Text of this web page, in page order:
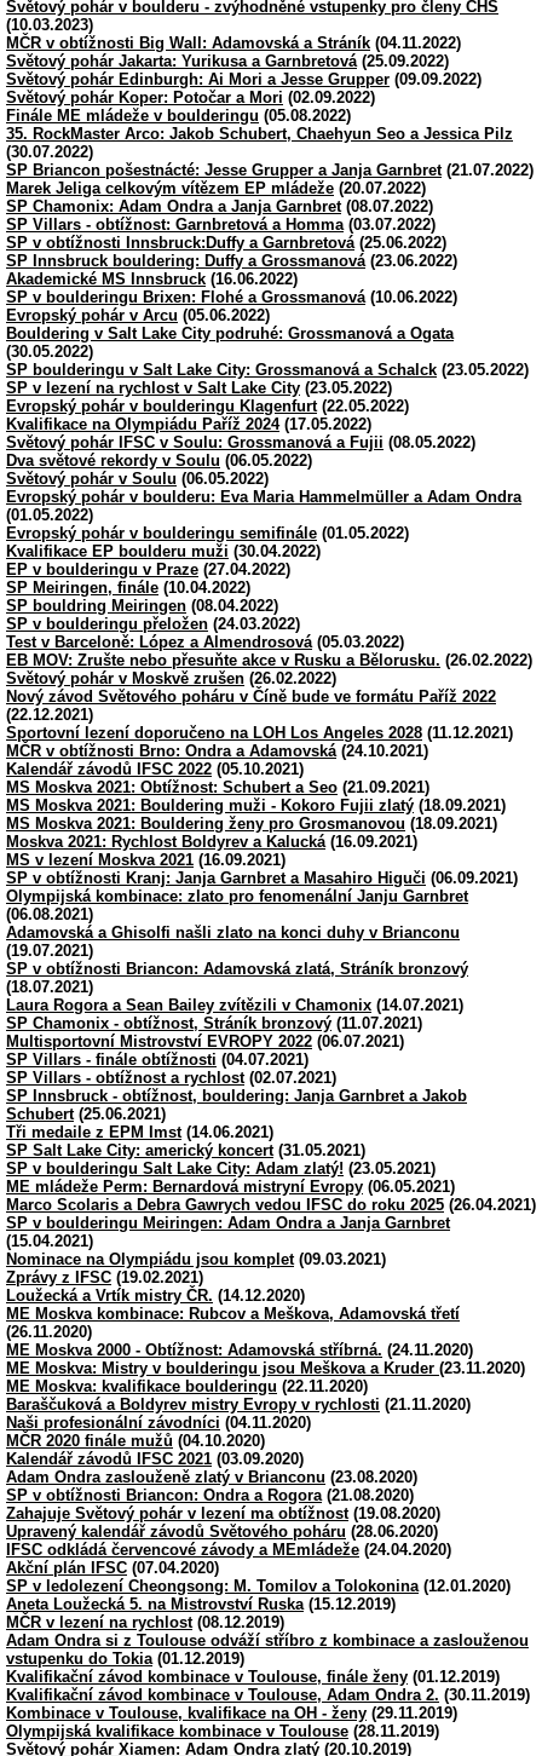
Světový pohár v boulderu - zvýhodněné vstupenky pro členy ČHS
(10.03.2023)
MČR v obtížnosti Big Wall: Adamovská a Stráník (04.11.2022)
Světový pohár Jakarta: Yurikusa a Garnbretová(25.09.2022)
Světový pohár Edinburgh: Ai Mori a Jesse Grupper (09.09.2022)
Světový pohár Koper: Potočar a Mori (02.09.2022)
Finále ME mládeže v boulderingu (05.08.2022)
35. RockMaster Arco: Jakob Schubert, Chaehyun Seo a Jessica Pilz
(30.07.2022)
SP Briancon pošestnácté: Jesse Grupper a Janja Garnbret(21.07.2022)
Marek Jeliga celkovým vítězem EP mládeže (20.07.2022)
SP Chamonix: Adam Ondra a Janja Garnbret(08.07.2022)
SP Villars - obtížnost: Garnbretová a Homma(03.07.2022)
SP v obtížnosti Innsbruck:Duffy a Garnbretová(25.06.2022)
SP Innsbruck bouldering: Duffy a Grossmanová(23.06.2022)
Akademické MS Innsbruck (16.06.2022)
SP v boulderingu Brixen: Flohé a Grossmanová(10.06.2022)
Evropský pohár v Arcu (05.06.2022)
Bouldering v Salt Lake City podruhé: Grossmanová a Ogata
(30.05.2022)
SP boulderingu v Salt Lake City: Grossmanová a Schalck (23.05.2022)
SP v lezení na rychlost v Salt Lake City (23.05.2022)
Evropský pohár v boulderingu Klagenfurt(22.05.2022)
Kvalifikace na Olympiádu Paříž 2024(17.05.2022)
Světový pohár IFSC v Soulu: Grossmanová a Fujii (08.05.2022)
Dva světové rekordy v Soulu (06.05.2022)
Světový pohár v Soulu (06.05.2022)
Evropský pohár v boulderu: Eva Maria Hammelmüller a Adam Ondra
(01.05.2022)
Evropský pohár v boulderingu semifinále (01.05.2022)
Kvalifikace EP boulderu muži (30.04.2022)
EP v boulderingu v Praze (27.04.2022)
SP Meiringen, finále (10.04.2022)
SP bouldring Meiringen (08.04.2022)
SP v boulderingu přeložen (24.03.2022)
Test v Barceloně: López a Almendrosová(05.03.2022)
EB MOV: Zrušte nebo přesuňte akce v Rusku a Bělorusku. (26.02.2022)
Světový pohár v Moskvě zrušen (26.02.2022)
Nový závod Světového poháru v Číně bude ve formátu Paříž 2022
(22.12.2021)
Sportovní lezení doporučeno na LOH Los Angeles 2028 (11.12.2021)
MČR v obtížnosti Brno: Ondra a Adamovská(24.10.2021)
Kalendář závodů IFSC 2022 (05.10.2021)
MS Moskva 2021: Obtížnost: Schubert a Seo (21.09.2021)
MS Moskva 2021: Bouldering muži - Kokoro Fujii zlatý (18.09.2021)
MS Moskva 2021: Bouldering ženy pro Grosmanovou (18.09.2021)
Moskva 2021: Rychlost Boldyrev a Kalucká(16.09.2021)
MS v lezení Moskva 2021 (16.09.2021)
SP v obtížnosti Kranj: Janja Garnbret a Masahiro Higuči (06.09.2021)
Olympijská kombinace: zlato pro fenomenální Janju Garnbret
(06.08.2021)
Adamovská a Ghisolfi našli zlato na konci duhy v Brianconu
(19.07.2021)
SP v obtížnosti Briancon: Adamovská zlatá, Stráník bronzový
(18.07.2021)
Laura Rogora a Sean Bailey zvítězili v Chamonix (14.07.2021)
SP Chamonix - obtížnost, Stráník bronzový (11.07.2021)
Multisportovní Mistrovství EVROPY 2022 (06.07.2021)
SP Villars - finále obtížnosti (04.07.2021)
SP Villars - obtížnost a rychlost(02.07.2021)
SP Innsbruck - obtížnost, bouldering: Janja Garnbret a Jakob
Schubert(25.06.2021)
Tři medaile z EPM Imst(14.06.2021)
SP Salt Lake City: americký koncert(31.05.2021)
SP v boulderingu Salt Lake City: Adam zlatý! (23.05.2021)
ME mládeže Perm: Bernardová mistryní Evropy (06.05.2021)
Marco Scolaris a Debra Gawrych vedou IFSC do roku 2025 (26.04.2021)
SP v boulderingu Meiringen: Adam Ondra a Janja Garnbret
(15.04.2021)
Nominace na Olympiádu jsou komplet(09.03.2021)
Zprávy z IFSC (19.02.2021)
Loužecká a Vrtík mistry ČR. (14.12.2020)
ME Moskva kombinace: Rubcov a Meškova, Adamovská třetí
(26.11.2020)
ME Moskva 2000 - Obtížnost: Adamovská stříbrná. (24.11.2020)
ME Moskva: Mistry v boulderingu jsou Meškova a Kruder (23.11.2020)
ME Moskva: kvalifikace boulderingu (22.11.2020)
Baraščuková a Boldyrev mistry Evropy v rychlosti (21.11.2020)
Naši profesionální závodníci (04.11.2020)
MČR 2020 finále mužů (04.10.2020)
Kalendář závodů IFSC 2021 (03.09.2020)
Adam Ondra zaslouženě zlatý v Brianconu (23.08.2020)
SP v obtížnosti Briancon: Ondra a Rogora(21.08.2020)
Zahajuje Světový pohár v lezení ma obtížnost(19.08.2020)
Upravený kalendář závodů Světového poháru (28.06.2020)
IFSC odkládá červencové závody a MEmládeže (24.04.2020)
Akční plán IFSC (07.04.2020)
SP v ledolezení Cheongsong: M. Tomilov a Tolokonina(12.01.2020)
Aneta Loužecká 5. na Mistrovství Ruska(15.12.2019)
MČR v lezení na rychlost(08.12.2019)
Adam Ondra si z Toulouse odváží stříbro z kombinace a zaslouženou
vstupenku do Tokia(01.12.2019)
Kvalifikační závod kombinace v Toulouse, finále ženy (01.12.2019)
Kvalifikační závod kombinace v Toulouse, Adam Ondra 2. (30.11.2019)
Kombinace v Toulouse, kvalifikace na OH - ženy (29.11.2019)
Olympijská kvalifikace kombinace v Toulouse (28.11.2019)
Světový pohár Xiamen: Adam Ondra zlatý (20.10.2019)